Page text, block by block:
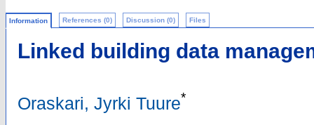
Information References (0) Discussion (0) Files
Linked building data
Oraskari, Jyrki Tuure*